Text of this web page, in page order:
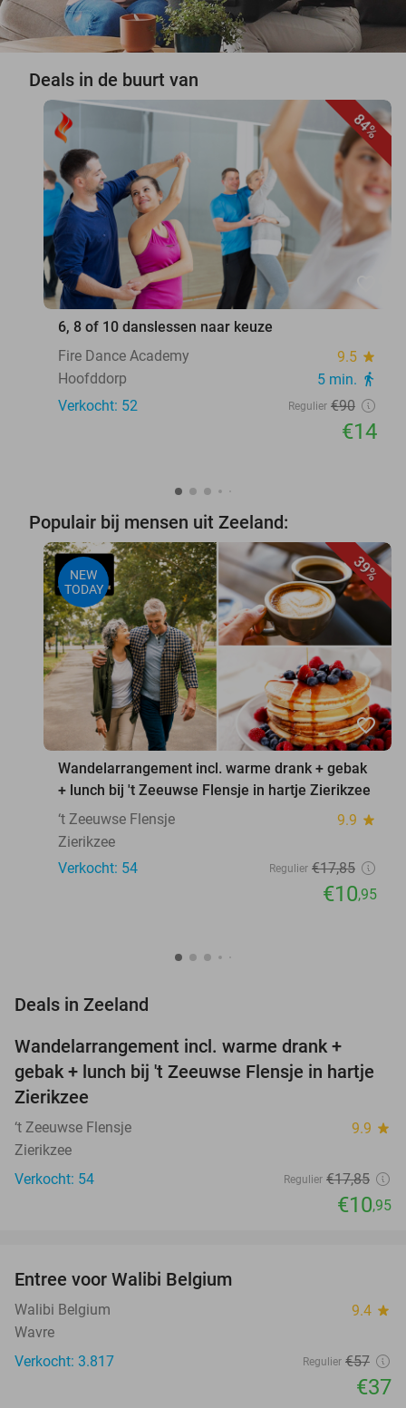
Deals in de buurt van
84%
6, 8 of 10 danslessen naar keuze
Fire Dance Academy
9.5 star
Hoofddorp 5 min. directions_walk
Verkocht: 52 Regulier €90
€14
Populair bij mensen uit Zeeland:
39%
NEW
TODAY
favorite_border
Wandelarrangement incl. warme drank + gebak
+ lunch bij 't Zeeuwse Flensje in hartje Zierikzee
‘t Zeeuwse Flensje
9.9 star
Zierikzee
Verkocht: 54
Regulier €17,85
€10,95
Deals in Zeeland
TODAY
Wandelarrangement incl. warme drank +
gebak + lunch bij 't Zeeuwse Flensje in hartje
Zierikzee
‘t Zeeuwse Flensje 9.9 star
Zierikzee
Verkocht: 54
Regulier €17,85
€10,95
Entree voor Walibi Belgium
Walibi Belgium 9.4 star
Wavre
Verkocht: 3.817
Regulier €57
€37